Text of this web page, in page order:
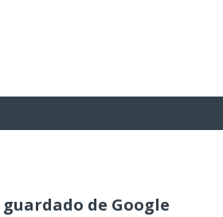
de Google